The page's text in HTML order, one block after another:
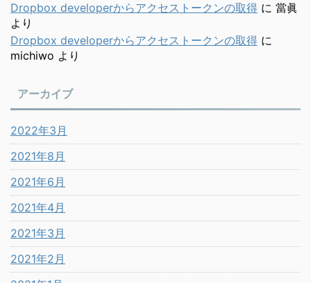
Dropbox developerからアクセストークンの取得 に 當眞
より
Dropbox developerからアクセストークンの取得 に
michiwo より
アーカイブ
2022年3月
2021年8月
2021年6月
2021年4月
2021年3月
2021年2月